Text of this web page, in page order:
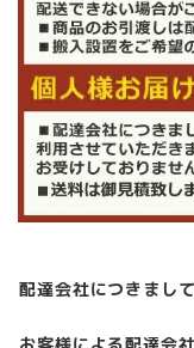
ス
ク
チ
個
配達会社につきまし